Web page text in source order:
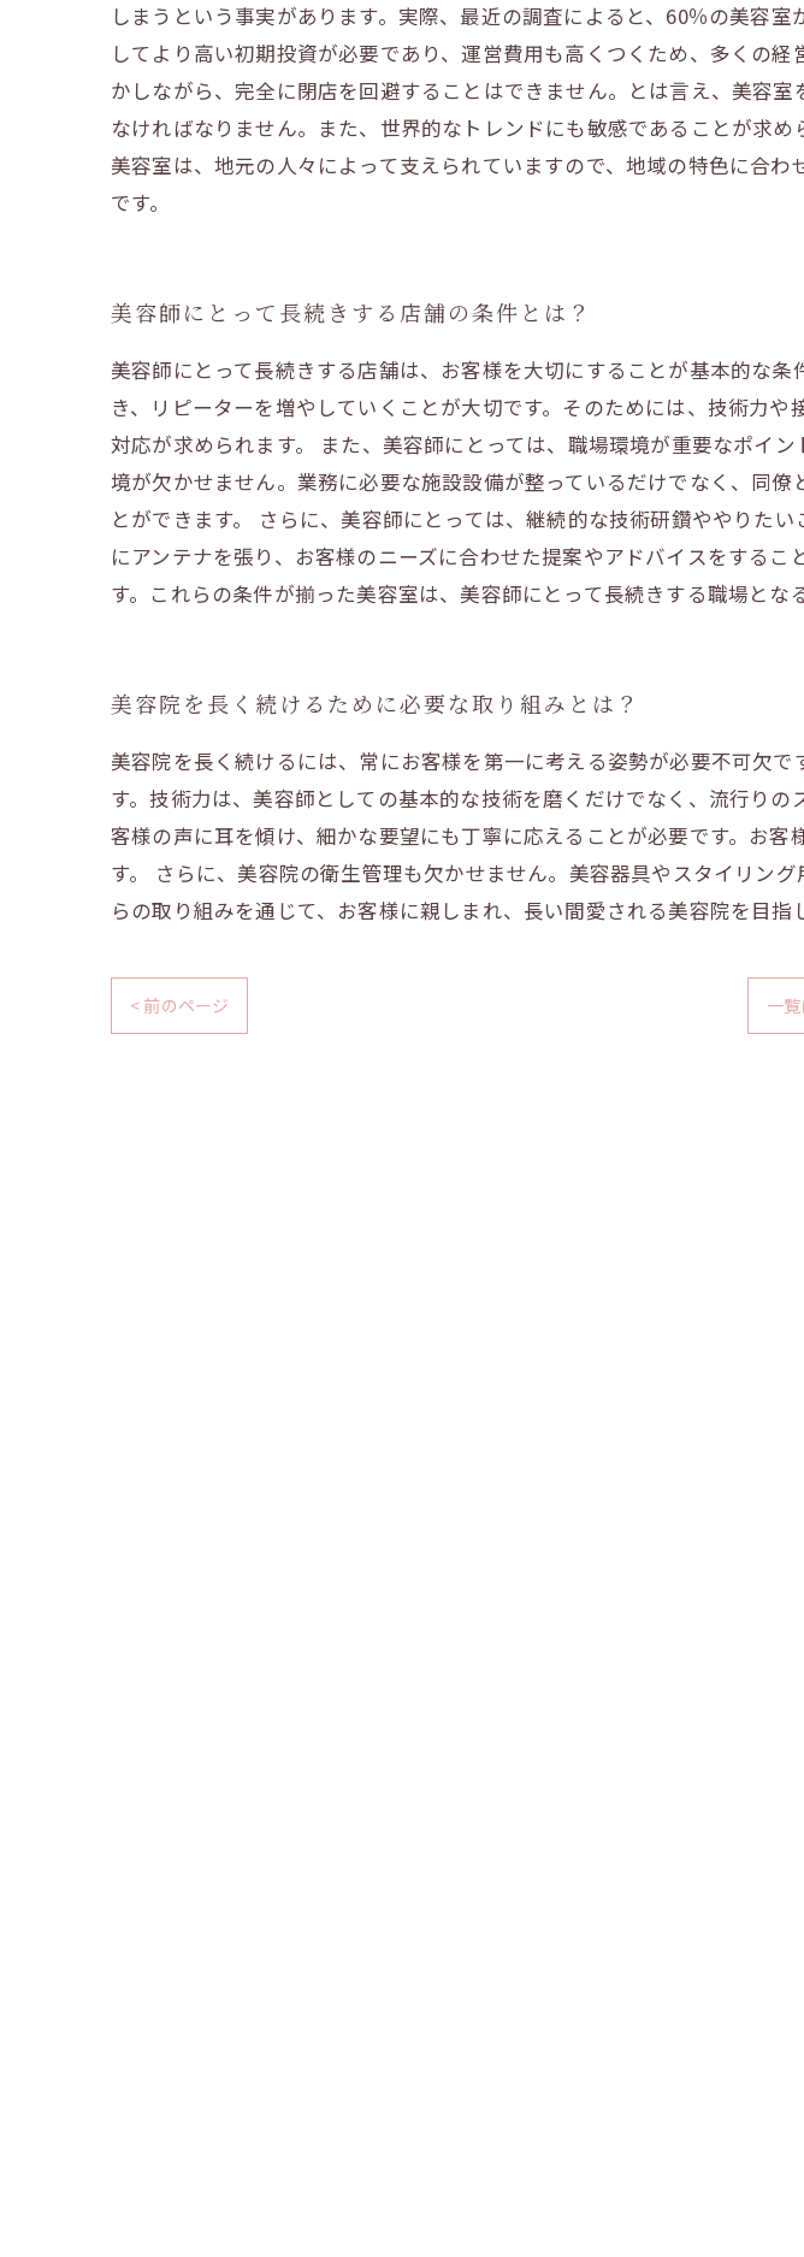
しまうという事実があります。実際、最近の調査によると、60％の美容
してより高い初期投資が必要であり、運営費用も高くつくため、多くの
かしながら、完全に閉店を回避することはできません。とは言え、美容
なければなりません。また、世界的なトレンドにも敏感であることが求
美容室は、地元の人々によって支えられていますので、地域の特色に合
です。
美容師にとって長続きする店舗の条件とは？
美容師にとって長続きする店舗は、お客様を大切にすることが基本的な
き、リピーターを増やしていくことが大切です。そのためには、技術力
対応が求められます。 また、美容師にとっては、職場環境が重要なポイ
境が欠かせません。業務に必要な施設設備が整っているだけでなく、同
とができます。 さらに、美容師にとっては、継続的な技術研鑽ややりた
にアンテナを張り、お客様のニーズに合わせた提案やアドバイスをする
す。これらの条件が揃った美容室は、美容師にとって長続きする職場とな
美容院を長く続けるために必要な取り組みとは？
美容院を長く続けるには、常にお客様を第一に考える姿勢が必要不可欠
す。技術力は、美容師としての基本的な技術を磨くだけでなく、流行り
客様の声に耳を傾け、細かな要望にも丁寧に応えることが必要です。お
す。 さらに、美容院の衛生管理も欠かせません。美容器具やスタイリン
らの取り組みを通じて、お客様に親しまれ、長い間愛される美容院を目指
< 前のページ 一